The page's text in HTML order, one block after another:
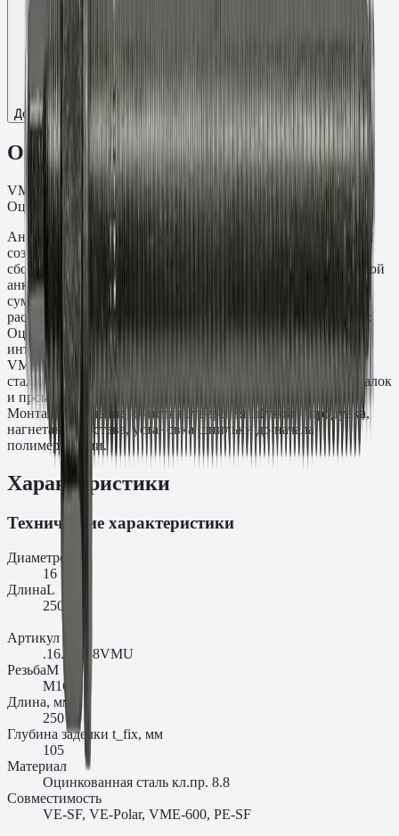
Добавить к сравнению
Описание
VMU-A Шпилька резьба M16, L=250 мм, t=105 мм.
Оцинкованная сталь кл.пр. 8.8.
Анкерная шпилька VMU-A M16×250 мм предназначена для
создания резьбовых точек крепления в монолитных и
сборных железобетонных конструкциях методом химической
анкеровки. Глубина заделки составляет 105 мм при
суммарной длине стержня 250 мм — выступающая часть
рассчитана под толщину прикрепляемой детали. Материал:
Оцинкованная сталь кл.пр. 8.8. Применяется с
инъекционными составами Fasty серий VE-SF, VE-Polar,
VME-600 и PE-SF. Типичные задачи: крепление несущих
стальных колонн, фасадных кронштейнов, подкрановых балок
и промышленного оборудования к бетонным основаниям.
Монтаж: сверление, очистка отверстия щёткой и продувка,
нагнетание состава, установка шпильки до начала
полимеризации.
Характеристики
Технические характеристики
Диаметрd₀
16
ДлинаL
250
Артикул
.16.25088VMU
РезьбаM
M16
Длина, мм
250
Глубина заделки t_fix, мм
105
Материал
Оцинкованная сталь кл.пр. 8.8
Совместимость
VE-SF, VE-Polar, VME-600, PE-SF